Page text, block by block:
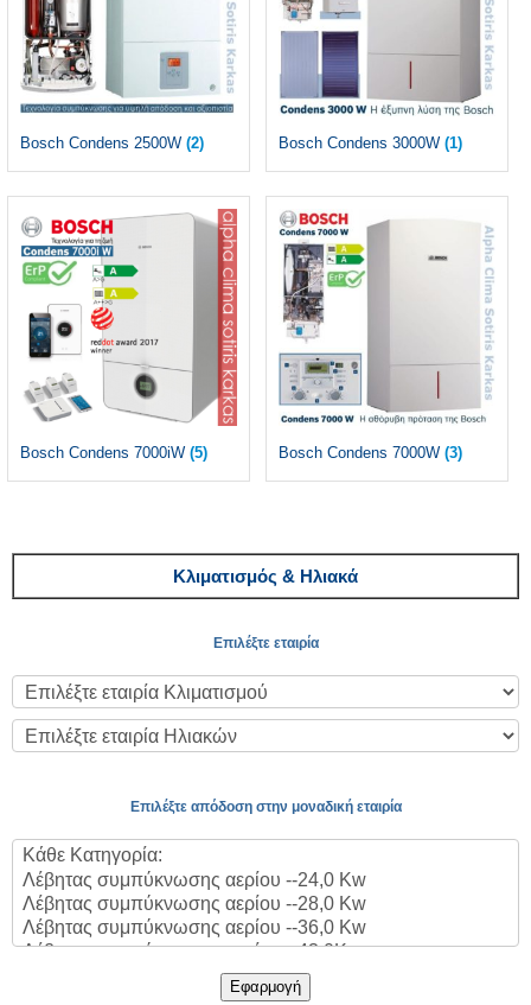
Bosch Condens 2500W (2) Bosch Condens 3000W (1)
Bosch Condens 7000iW (5) Bosch Condens 7000W (3)
Κλιματισμός & Ηλιακά
Επιλέξτε εταιρία
Επιλέξτε απόδοση στην μοναδική εταιρία
Εφαρμογή